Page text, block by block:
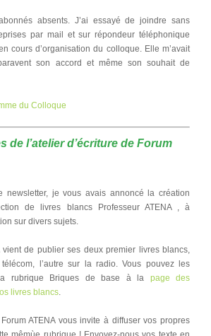
absents. J’ai essayé de joindre sans
par mail et sur répondeur téléphonique
cours d’organisation du colloque. Elle m’avait
son accord et même son souhait de
du Colloque
de l’atelier d’écriture de Forum
newsletter, je vous avais annoncé la création
de livres blancs Professeur ATENA , à
sur divers sujets.
vient de publier ses deux premier livres blancs,
l’autre sur la radio. Vous pouvez les
rubrique Briques de base à la page des
livres blancs
ATENA vous invite à diffuser vos propres